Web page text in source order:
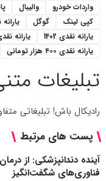
واردات خودرو
والیبال
کپی لینک
گوگل
یارانه نقدی 1402
یارانه
یارانه نقدی ۴۰۰ هزار تومانی
تبلیغات
رادیکال باش! تبلیغاتی
پست های مرتبط
آینده دندانپزشکی: از
فناوری‌های شگفت‌انگیز